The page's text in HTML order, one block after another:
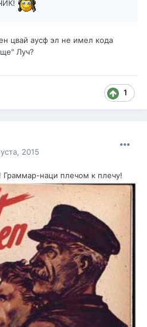
цвай аусф эл не имел кода
Луч?
1
2015
Граммар-наци плечом к плечу!